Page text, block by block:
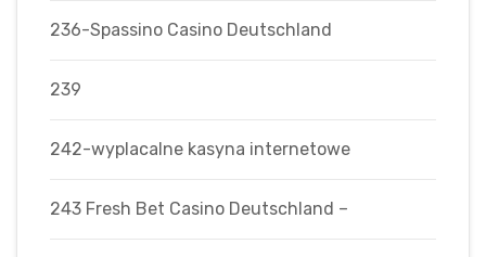
236-Spassino Casino Deutschland
239
242-wyplacalne kasyna internetowe
243 Fresh Bet Casino Deutschland –